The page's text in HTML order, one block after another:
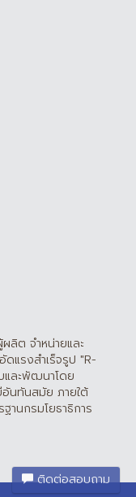
ลิต จำหน่ายและ
แรงสำเร็จรูป "R-
และพัฒนาโดย
นทันสมัย ภายใต้
านกรมโยธาธิการ
ติดต่อสอบถาม